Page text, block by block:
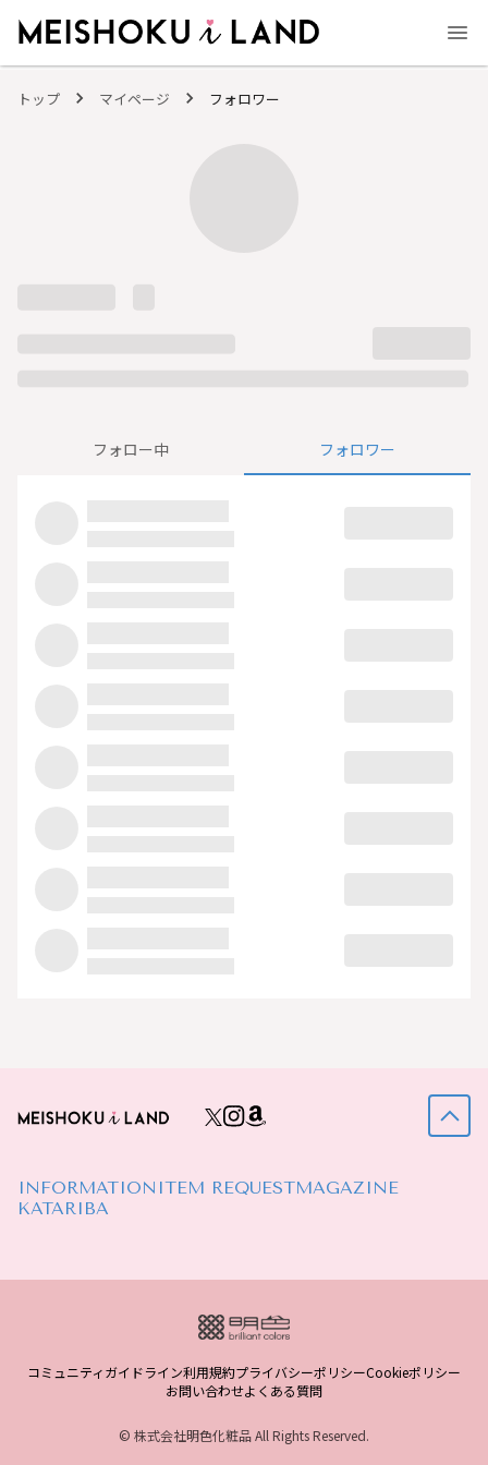
トップ マイページ フォロワー
フォロー中 フォロワー
INFORMATION ITEM REQUESTMAGAZINE
KATARIBA
コミュニティガイドライン利用規約プライバシーポリシーCookieポリシー
お問い合わせよくある質問
© 株式会社明色化粧品 All Rights Reserved.